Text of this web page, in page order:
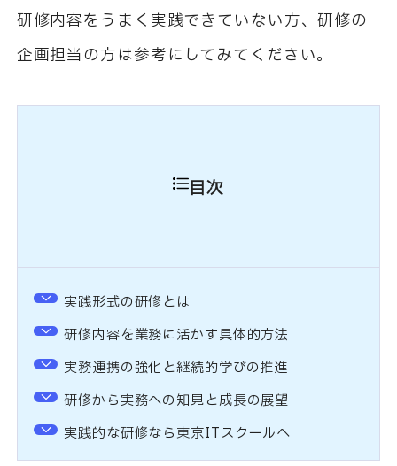
研修内容をうまく実践できていない方、研修の
企画担当の方は参考にしてみてください。
目次
実践形式の研修とは
研修内容を業務に活かす具体的方法
実務連携の強化と継続的学びの推進
研修から実務への知見と成長の展望
実践的な研修なら東京ITスクールへ